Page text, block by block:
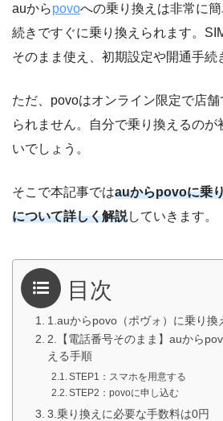
auからpovoへの乗り換えは非常に
続きですぐに乗り換えられます。
そのまま使え、初期設定や開通手続
ただ、povoはオンライン限定で店
られません。自分で乗り換えるのが
いでしょう。
そこで本記事ではauからpovoに乗
について詳しく解説していきます。
目次
1.auからpovo（ポヴォ）に乗り換
2.【電話番号そのまま】auから
える手順
STEP1：スマホを用意する
STEP2：povoに申し込む
3.乗り換えに必要な手数料は0円